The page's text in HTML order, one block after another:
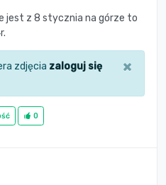
jest z 8 stycznia na górze to
zdjęcia zaloguj się
×
0